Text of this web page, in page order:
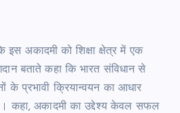
इस अकादमी को शिक्षा क्षेत्र में एक
बताते कहा कि भारत संविधान से
के प्रभावी क्रियान्वयन का आधार
है। कहा, अकादमी का उद्देश्य केवल सफल